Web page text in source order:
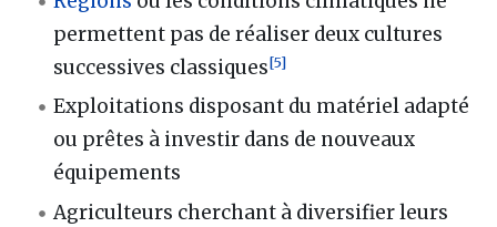
permettent pas de réaliser deux cultures
successives classiques[5]
Exploitations disposant du matériel adapté
ou prêtes à investir dans de nouveaux
équipements
Agriculteurs cherchant à diversifier leurs